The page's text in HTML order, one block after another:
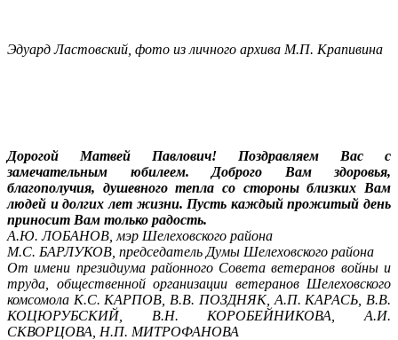
Эдуард Ластовский, фото из личного архива М.П. Крапивина
Дорогой Матвей Павлович! Поздравляем Вас с
замечательным юбилеем. Доброго Вам здоровья,
благополучия, душевного тепла со стороны близких Вам
людей и долгих лет жизни. Пусть каждый прожитый день
приносит Вам только радость.
А.Ю. ЛОБАНОВ, мэр Шелеховского района
М.С. БАРЛУКОВ, председатель Думы Шелеховского района
От имени президиума районного Совета ветеранов войны и
труда, общественной организации ветеранов Шелеховского
комсомола К.С. КАРПОВ, В.В. ПОЗДНЯК, А.П. КАРАСЬ, В.В.
КОЦЮРУБСКИЙ, В.Н. КОРОБЕЙНИКОВА, А.И.
СКВОРЦОВА, Н.П. МИТРОФАНОВА